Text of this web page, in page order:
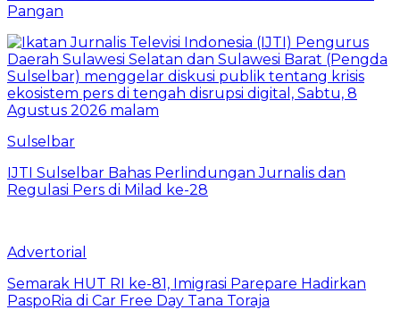
Pangan
Sulselbar
IJTI Sulselbar Bahas Perlindungan Jurnalis dan
Regulasi Pers di Milad ke-28
Advertorial
Semarak HUT RI ke-81, Imigrasi Parepare Hadirkan
PaspoRia di Car Free Day Tana Toraja